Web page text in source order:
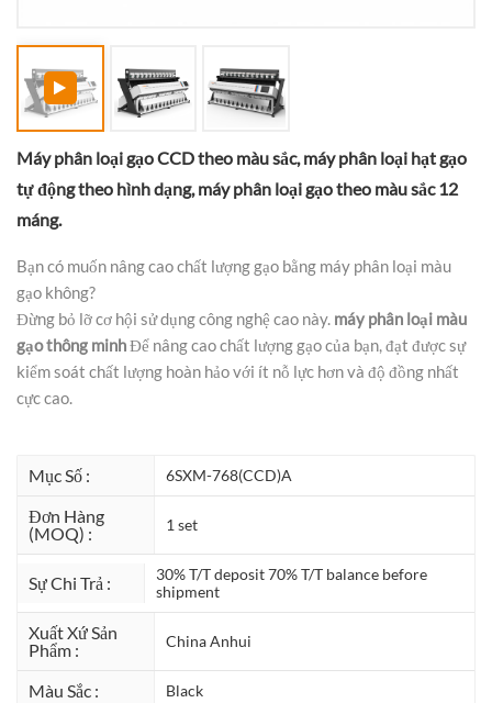
Máy phân loại gạo CCD theo màu sắc, máy phân loại hạt gạo
tự động theo hình dạng, máy phân loại gạo theo màu sắc 12
máng.
Bạn có muốn nâng cao chất lượng gạo bằng máy phân loại màu
gạo không?
Đừng bỏ lỡ cơ hội sử dụng công nghệ cao này. máy phân loại màu
gạo thông minhĐể nâng cao chất lượng gạo của bạn, đạt được sự
kiểm soát chất lượng hoàn hảo với ít nỗ lực hơn và độ đồng nhất
cực cao.
Mục Số : 6SXM-768(CCD)A
Đơn Hàng
(MOQ) :
1 set
Sự Chi Trả :
30% T/T deposit 70% T/T balance before
shipment
Xuất Xứ Sản
Phẩm :
China Anhui
Màu Sắc : Black